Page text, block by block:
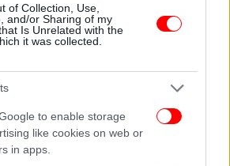
of Collection, Use,
and/or Sharing of my
Is Unrelated with the
it was collected.
to enable storage
like cookies on web or
in apps.
φιλολογικά και ποιητικά απογεύματα και σε